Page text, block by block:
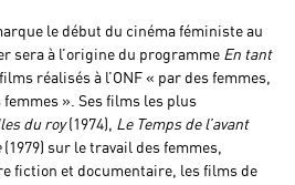
le début du cinéma féministe au
sera à l’origine du programme En tant
réalisés à l’ONF « par des femmes,
». Ses films les plus
du roy(1974), Le Temps de l’avant
(1979) sur le travail des femmes,
fiction et documentaire, les films de